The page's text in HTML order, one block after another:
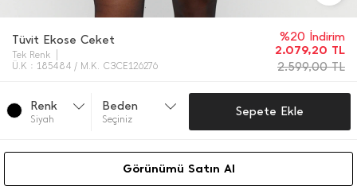
Tüvit Ekose Ceket
Tek Renk
Ü.K : 185484 / M.K. C3CE126276
%20 İndirim
2.079,20 TL
2.599,00TL
Renk
Si̇yah
Beden
Seçiniz
Sepete Ekle
Görünümü Satın Al